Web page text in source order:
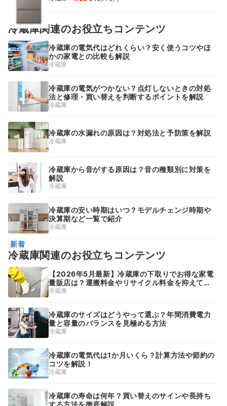
冷蔵庫関連のお役立ちコンテンツ
冷蔵庫の電気代はどれくらい？安く使うコツやほ
かの家電との比較も解説
冷蔵庫
冷蔵庫の電気がつかない？点灯しないときの対処
法と修理・買い替えを判断するポイントを解説
冷蔵庫
冷蔵庫の水漏れの原因は？対処法と予防策を解説
冷蔵庫
冷蔵庫から音がする原因は？音の種類別に対策を
解説
冷蔵庫
冷蔵庫の安い時期はいつ？モデルチェンジ時期や
決算期など一覧で紹介
冷蔵庫
新着
冷蔵庫関連のお役立ちコンテンツ
【2026年5月最新】冷蔵庫の下取りでお得な家電
量販店は？運搬料金やリサイクル料金を抑えて賢
く処分
冷蔵庫
冷蔵庫のサイズはどうやって選ぶ？年間消費電力
量と容量のバランスを見極める方法
冷蔵庫
冷蔵庫の電気代は1か月いくら？計算方法や節約の
コツを解説！
冷蔵庫
冷蔵庫の寿命は何年？買い替えのサインや長持ち
する方法を徹底解説